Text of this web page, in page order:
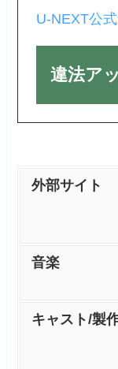
U-NEXT公
違法ア
外部サイト
音楽
キャスト/製